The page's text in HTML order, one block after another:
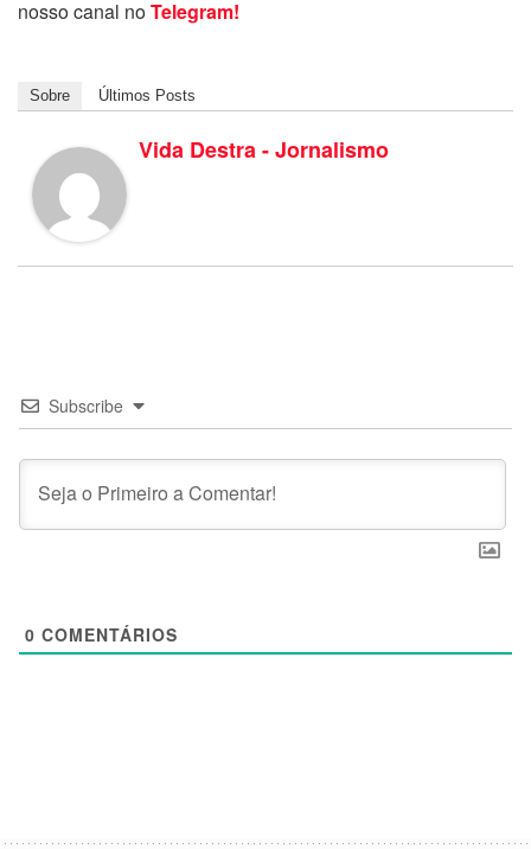
nosso canal noTelegram!
Sobre Últimos Posts
Vida Destra - Jornalismo
Subscribe
0 COMENTÁRIOS